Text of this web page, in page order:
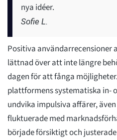
nya idéer.
Sofie L.
Positiva användarrecensioner
lättnad över att inte längre
dagen för att fånga
plattformens systematiska in-
undvika impulsiva affärer,
fluktuerade med
började försiktigt och